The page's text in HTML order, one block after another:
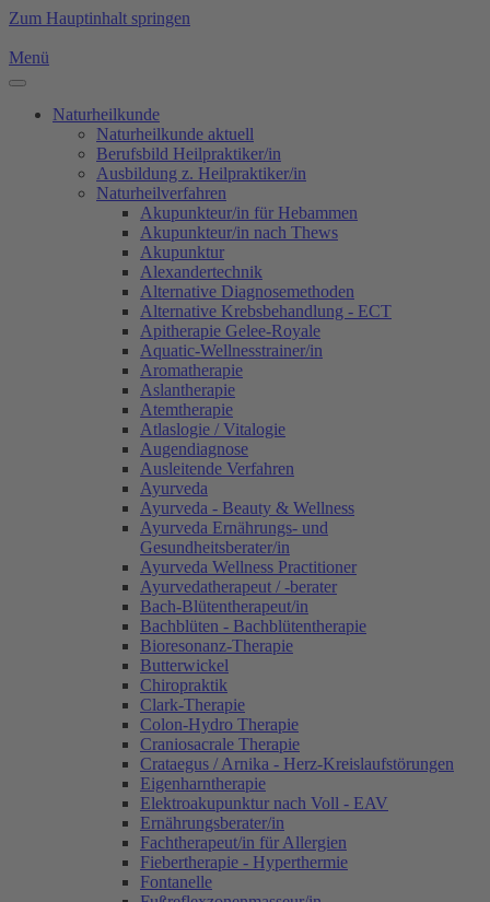
Zum Hauptinhalt springen
Menü
Naturheilkunde
Naturheilkunde aktuell
Berufsbild Heilpraktiker/in
Ausbildung z. Heilpraktiker/in
Naturheilverfahren
Akupunkteur/in für Hebammen
Akupunkteur/in nach Thews
Akupunktur
Alexandertechnik
Alternative Diagnosemethoden
Alternative Krebsbehandlung - ECT
Apitherapie Gelee-Royale
Aquatic-Wellnesstrainer/in
Aromatherapie
Aslantherapie
Atemtherapie
Atlaslogie / Vitalogie
Augendiagnose
Ausleitende Verfahren
Ayurveda
Ayurveda - Beauty & Wellness
Ayurveda Ernährungs- und
Gesundheitsberater/in
Ayurveda Wellness Practitioner
Ayurvedatherapeut / -berater
Bach-Blütentherapeut/in
Bachblüten - Bachblütentherapie
Bioresonanz-Therapie
Butterwickel
Chiropraktik
Clark-Therapie
Colon-Hydro Therapie
Craniosacrale Therapie
Crataegus / Arnika - Herz-Kreislaufstörungen
Eigenharntherapie
Elektroakupunktur nach Voll - EAV
Ernährungsberater/in
Fachtherapeut/in für Allergien
Fiebertherapie - Hyperthermie
Fontanelle